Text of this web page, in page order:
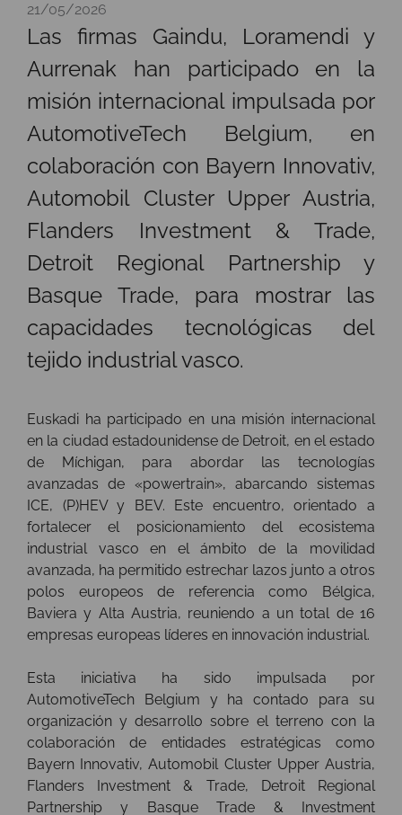
21/05/2026
Las firmas Gaindu, Loramendi y
Aurrenak han participado en la
misión internacional impulsada por
AutomotiveTech Belgium, en
colaboración con Bayern Innovativ,
Automobil Cluster Upper Austria,
Flanders Investment & Trade,
Detroit Regional Partnership y
Basque Trade, para mostrar las
capacidades tecnológicas del
tejido industrial vasco.
Euskadi ha participado en una misión internacional
en la ciudad estadounidense de Detroit, en el estado
de Míchigan, para abordar las tecnologías
avanzadas de «powertrain», abarcando sistemas
ICE, (P)HEV y BEV. Este encuentro, orientado a
fortalecer el posicionamiento del ecosistema
industrial vasco en el ámbito de la movilidad
avanzada, ha permitido estrechar lazos junto a otros
polos europeos de referencia como Bélgica,
Baviera y Alta Austria, reuniendo a un total de 16
empresas europeas líderes en innovación industrial.
Esta iniciativa ha sido impulsada por
AutomotiveTech Belgium y ha contado para su
organización y desarrollo sobre el terreno con la
colaboración de entidades estratégicas como
Bayern Innovativ, Automobil Cluster Upper Austria,
Flanders Investment & Trade, Detroit Regional
Partnership y Basque Trade & Investment